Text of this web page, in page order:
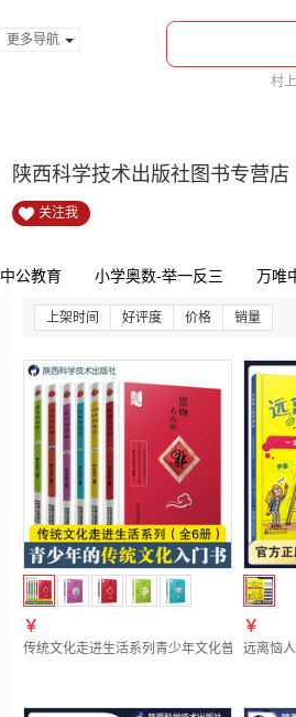
更多导航
村
陕西科学技术出版社图书专营店
关注我
中公教育 小学奥数-举一反三 万唯
上架时间 好评度 价格 销量
￥
传统文化走进生活系列青少年文化普及读物中
￥
远离恼